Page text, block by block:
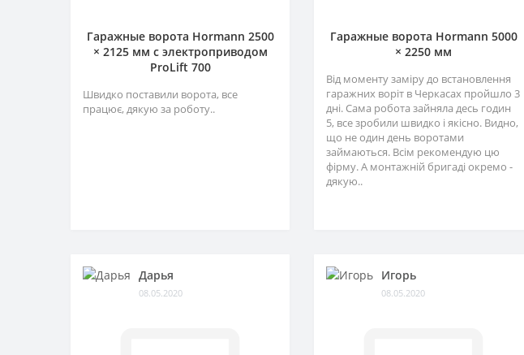
Гаражные ворота Hormann 2500
× 2125 мм c электроприводом
ProLift 700
Швидко поставили ворота, все
працює, дякую за роботу..
Гаражные ворота Hormann 5000
× 2250 мм
Від моменту заміру до встановлення
гаражних воріт в Черкасах пройшло 3
дні. Сама робота зайняла десь годин
5, все зробили швидко і якісно. Видно,
що не один день воротами
займаються. Всім рекомендую цю
фірму. А монтажній бригаді окремо -
дякую..
Дарья
08.05.2020
Игорь
08.05.2020